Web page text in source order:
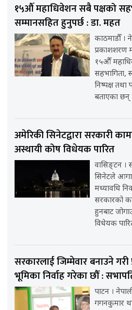
१५औँ महाधिवेशन सबै पक्षको
सम्मानसहित हुनुपर्छ : डा. महत
काठमाडौँ ।
प्रकाशशरण
१५औँ
सहभागिता,
निष्पक्ष तथा
बताएका छन्
अमेरिकी सिनेटद्वारा सरकारी
अस्थायी कोष विधेयक पारित
वासिङ्टन ।
सिनेटले
मध्यावधि
सरकारको
हुनबाट
विधेयक
सरकारलाई जिम्मेवार बनाउने गरी
भूमिका निर्वाह गरेका छौँ :
पाटन ।
गगनकुमार